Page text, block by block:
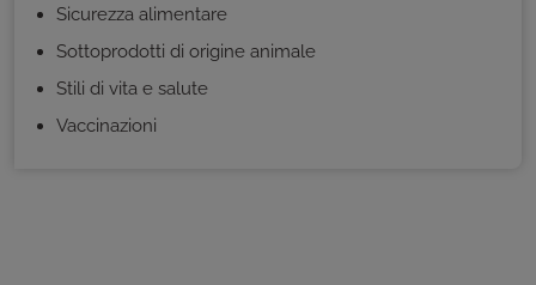
Sicurezza alimentare
Sottoprodotti di origine animale
Stili di vita e salute
Vaccinazioni